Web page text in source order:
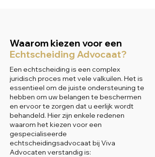
Waarom kiezen voor een
Echtscheiding Advocaat?
Een echtscheiding is een complex
juridisch proces met vele valkuilen. Het is
essentieel om de juiste ondersteuning te
hebben om uw belangen te beschermen
en ervoor te zorgen dat u eerlijk wordt
behandeld. Hier zijn enkele redenen
waarom het kiezen voor een
gespecialiseerde
echtscheidingsadvocaat bij Viva
Advocaten verstandig is: